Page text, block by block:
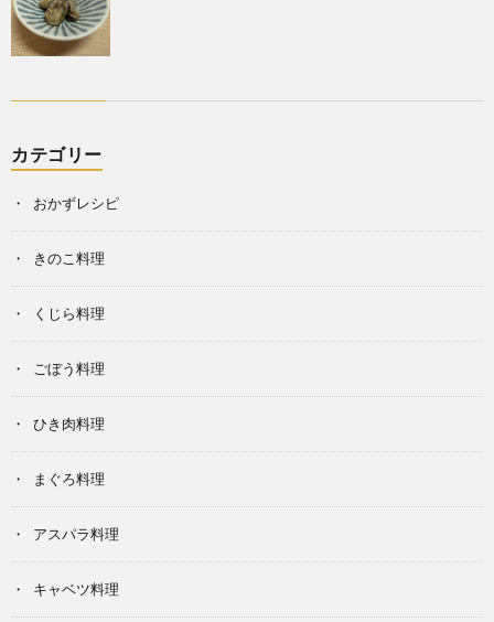
カテゴリー
おかずレシピ
きのこ料理
くじら料理
ごぼう料理
ひき肉料理
まぐろ料理
アスパラ料理
キャベツ料理